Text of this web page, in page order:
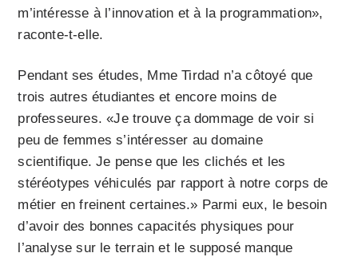
m’intéresse à l’innovation et à la programmation»,
raconte-t-elle.
Pendant ses études, Mme Tirdad n’a côtoyé que
trois autres étudiantes et encore moins de
professeures. «Je trouve ça dommage de voir si
peu de femmes s’intéresser au domaine
scientifique. Je pense que les clichés et les
stéréotypes véhiculés par rapport à notre corps de
métier en freinent certaines.» Parmi eux, le besoin
d’avoir des bonnes capacités physiques pour
l’analyse sur le terrain et le supposé manque